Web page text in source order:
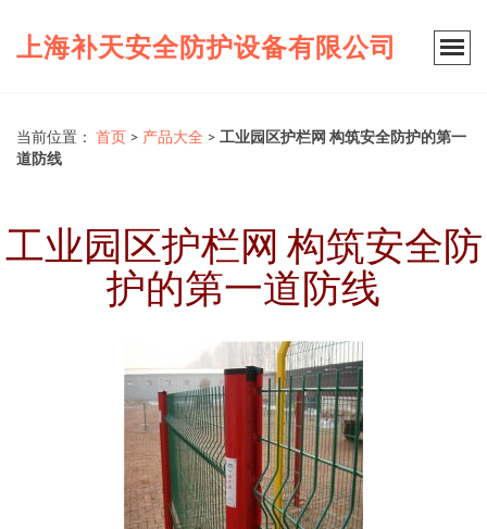
上海补天安全防护设备有限公司
当前位置： 首页 > 产品大全 > 工业园区护栏网 构筑安全防护的第一
道防线
工业园区护栏网 构筑安全防
护的第一道防线